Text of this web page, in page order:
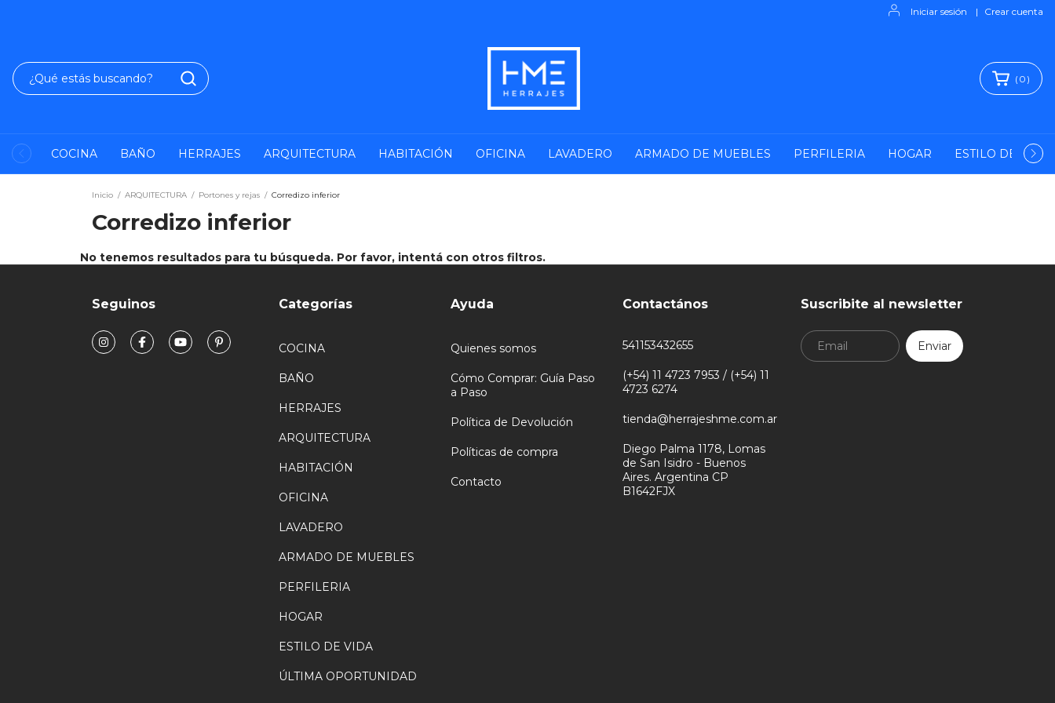
Iniciar sesión | Crear cuenta
( 0 )
COCINA BAÑO HERRAJES ARQUITECTURA HABITACIÓN OFICINA LAVADERO ARMADO DE MUEBLES PERFILERIA HOGAR ESTILO DE VIDA
Inicio / ARQUITECTURA / Portones y rejas / Corredizo inferior
Corredizo inferior
No tenemos resultados para tu búsqueda. Por favor, intentá con otros filtros.
Seguinos Categorías
COCINA
BAÑO
HERRAJES
ARQUITECTURA
HABITACIÓN
OFICINA
LAVADERO
ARMADO DE MUEBLES
PERFILERIA
HOGAR
ESTILO DE VIDA
ÚLTIMA OPORTUNIDAD
Ayuda
Quienes somos
Cómo Comprar: Guía Paso
a Paso
Política de Devolución
Políticas de compra
Contacto
Contactános
541153432655
(+54) 11 4723 7953 / (+54) 11
4723 6274
tienda@herrajeshme.com.ar
Diego Palma 1178, Lomas
de San Isidro - Buenos
Aires. Argentina CP
B1642FJX
Suscribite al newsletter